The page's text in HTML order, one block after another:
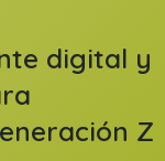
digital y
Z